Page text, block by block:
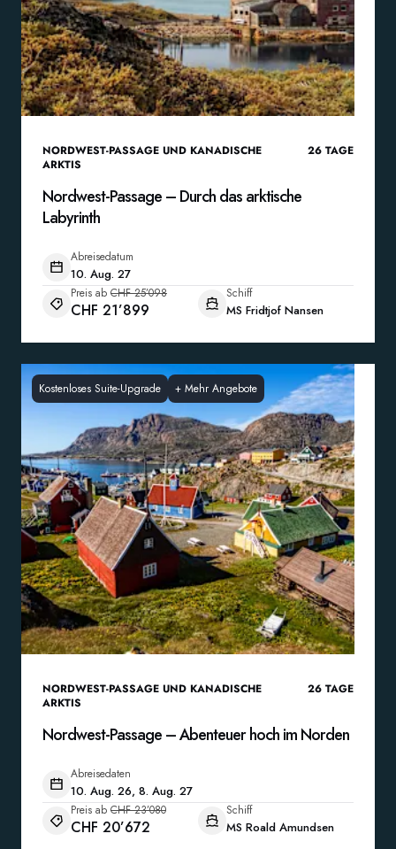
NORDWEST-PASSAGE UND KANADISCHE
ARKTIS
26 TAGE
Nordwest-Passage – Durch das arktische
Labyrinth
Abreisedatum
10. Aug. 27
Preis ab CHF 25’098
CHF 21’899
Schiff
MS Fridtjof Nansen
Kostenloses Suite-Upgrade + Mehr Angebote
NORDWEST-PASSAGE UND KANADISCHE
ARKTIS
26 TAGE
Nordwest-Passage – Abenteuer hoch im Norden
Abreisedaten
10. Aug. 26, 8. Aug. 27
Preis ab CHF 23’080
CHF 20’672
Schiff
MS Roald Amundsen